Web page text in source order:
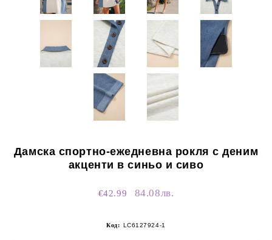
Дамска спортно-ежедневна рокля с деним
акценти в синьо и сиво
€42.99 84.08лв.
Код: LC6127924-1